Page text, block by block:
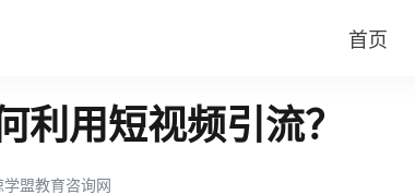
首页
利用短视频引流？
学盟教育咨询网